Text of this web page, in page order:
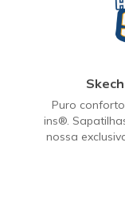
Puro
ins®.
nossa